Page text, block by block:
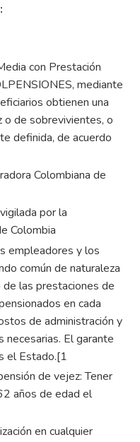
con Prestación
mediante
obtienen una
o de sobrevivientes, o
definida, de acuerdo
Colombiana de
por la
Colombia
empleadores y los
común de naturaleza
de las prestaciones de
en cada
de administración y
necesarias. El garante
el Estado.[1
de vejez: Tener
años de edad el
en cualquier